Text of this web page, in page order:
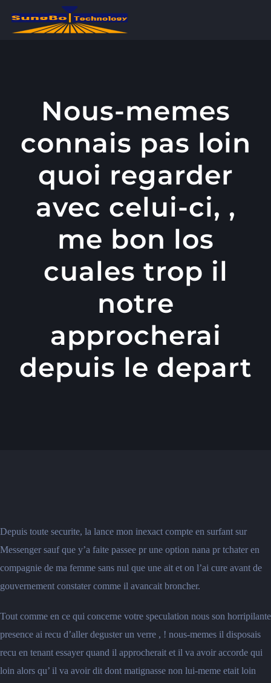
Nous-memes
connais pas loin
quoi regarder
avec celui-ci, ,
me bon los
cuales trop il
notre
approcherai
depuis le depart
Depuis toute securite, la lance mon inexact compte en surfant sur
Messenger sauf que y’a faite passee pr une option nana pr tchater en
compagnie de ma femme sans nul que une ait et on l’ai cure avant de
gouvernement constater comme il avancait broncher.
Tout comme en ce qui concerne votre speculation nous son horripilante
presence ai recu d’aller deguster un verre , ! nous-memes il disposais
recu en tenant essayer quand il approcherait et il va avoir accorde qui
loin alors qu’ il va avoir dit dont matignasse non lui-meme etait loin